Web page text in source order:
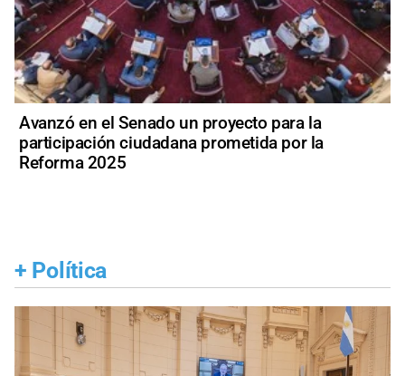
Avanzó en el Senado un proyecto para la
participación ciudadana prometida por la
Reforma 2025
+ Política